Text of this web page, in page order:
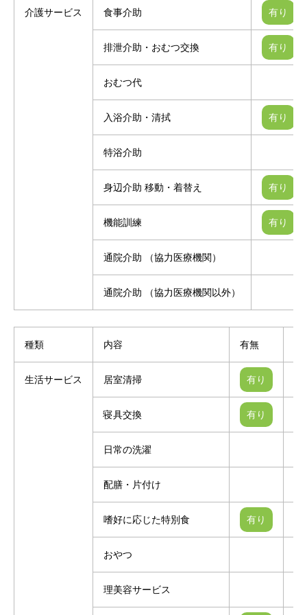
介護サービス 食事介助
排泄介助・おむつ交換
おむつ代
入浴介助・清拭
特浴介助
身辺介助 移動・着替え
機能訓練
通院介助 （協力医療機関）
通院介助 （協力医療機関以外）
種類 内容 有無
生活サービス 居室清掃
寝具交換
日常の洗濯
配膳・片付け
嗜好に応じた特別食
おやつ
理美容サービス